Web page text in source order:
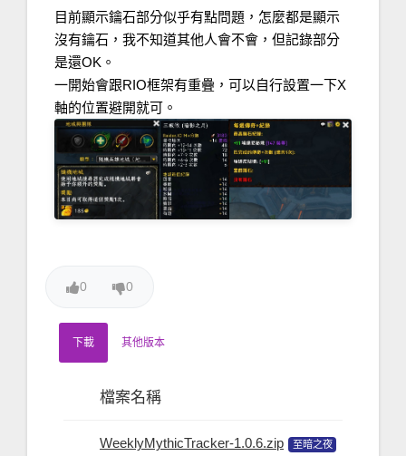
目前顯示鑰石部分似乎有點問題，怎麼都是顯示
沒有鑰石，我不知道其他人會不會，但記錄部分
是還OK。
一開始會跟RIO框架有重疊，可以自行設置一下X
軸的位置避開就可。
0 0
下載 其他版本
檔案名稱
WeeklyMythicTracker-1.0.6.zip 至暗之夜